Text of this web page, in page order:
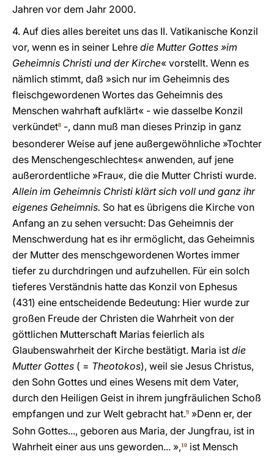
Jahren vor dem Jahr 2000.
4. Auf dies alles bereitet uns das II. Vatikanische Konzil
vor, wenn es in seiner Lehre die Mutter Gottes »im
Geheimnis Christi und der Kirche« vorstellt. Wenn es
nämlich stimmt, daß »sich nur im Geheimnis des
fleischgewordenen Wortes das Geheimnis des
Menschen wahrhaft aufklärt« - wie dasselbe Konzil
verkündet8 -, dann muß man dieses Prinzip in ganz
besonderer Weise auf jene außergewöhnliche »Tochter
des Menschengeschlechtes« anwenden, auf jene
außerordentliche »Frau«, die die Mutter Christi wurde.
Allein im Geheimnis Christi klärt sich voll und ganz ihr
eigenes Geheimnis. So hat es übrigens die Kirche von
Anfang an zu sehen versucht: Das Geheimnis der
Menschwerdung hat es ihr ermöglicht, das Geheimnis
der Mutter des menschgewordenen Wortes immer
tiefer zu durchdringen und aufzuhellen. Für ein solch
tieferes Verständnis hatte das Konzil von Ephesus
(431) eine entscheidende Bedeutung: Hier wurde zur
großen Freude der Christen die Wahrheit von der
göttlichen Mutterschaft Marias feierlich als
Glaubenswahrheit der Kirche bestätigt. Maria ist die
Mutter Gottes ( = Theotokos), weil sie Jesus Christus,
den Sohn Gottes und eines Wesens mit dem Vater,
durch den Heiligen Geist in ihrem jungfräulichen Schoß
empfangen und zur Welt gebracht hat.9 »Denn er, der
Sohn Gottes..., geboren aus Maria, der Jungfrau, ist in
Wahrheit einer aus uns geworden... »,10 ist Mensch